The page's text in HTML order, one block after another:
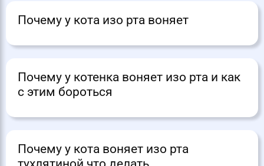
Почему у кота изо рта воняет
Почему у котенка воняет изо рта и как
с этим бороться
Почему у кота воняет изо рта